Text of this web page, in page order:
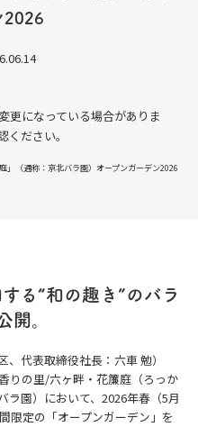
2026
更になっている場合がありま
ださい。
」（通称：京北バラ園）オープンガーデン2026
る“和の趣き”のバラ
開。
代表取締役社長：六車 勉）
りの里/六ヶ畔・花簾庭（ろっか
ラ園）において、2026年春（5月
限定の「オープンガーデン」を